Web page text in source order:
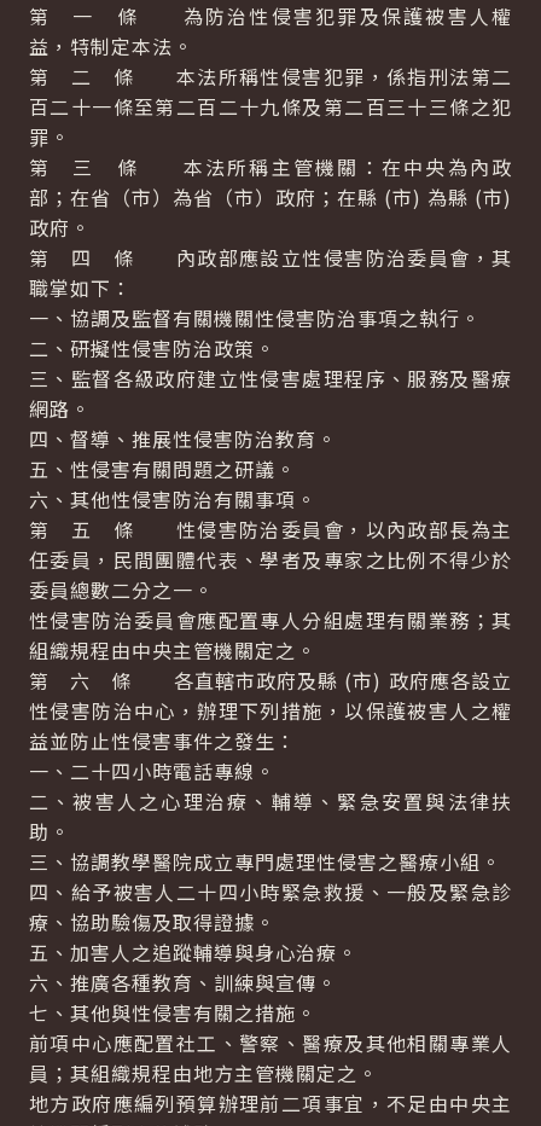
第 一 條 為防治性侵害犯罪及保護被害人權
益，特制定本法。
第 二 條 本法所稱性侵害犯罪，係指刑法第二
百二十一條至第二百二十九條及第二百三十三條之犯
罪。
第 三 條 本法所稱主管機關：在中央為內政
部；在省（市）為省（市）政府；在縣 (市) 為縣 (市)
政府。
第 四 條 內政部應設立性侵害防治委員會，其
職掌如下：
一、協調及監督有關機關性侵害防治事項之執行。
二、研擬性侵害防治政策。
三、監督各級政府建立性侵害處理程序、服務及醫療
網路。
四、督導、推展性侵害防治教育。
五、性侵害有關問題之研議。
六、其他性侵害防治有關事項。
第 五 條 性侵害防治委員會，以內政部長為主
任委員，民間團體代表、學者及專家之比例不得少於
委員總數二分之一。
性侵害防治委員會應配置專人分組處理有關業務；其
組織規程由中央主管機關定之。
第 六 條 各直轄市政府及縣 (市) 政府應各設立
性侵害防治中心，辦理下列措施，以保護被害人之權
益並防止性侵害事件之發生：
一、二十四小時電話專線。
二、被害人之心理治療、輔導、緊急安置與法律扶
助。
三、協調教學醫院成立專門處理性侵害之醫療小組。
四、給予被害人二十四小時緊急救援、一般及緊急診
療、協助驗傷及取得證據。
五、加害人之追蹤輔導與身心治療。
六、推廣各種教育、訓練與宣傳。
七、其他與性侵害有關之措施。
前項中心應配置社工、警察、醫療及其他相關專業人
員；其組織規程由地方主管機關定之。
地方政府應編列預算辦理前二項事宜，不足由中央主